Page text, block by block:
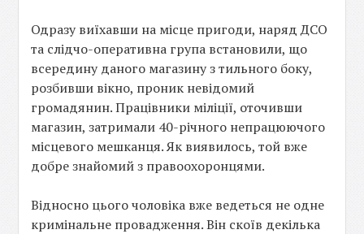
Одразу виїхавши на місце пригоди, наряд ДСО
та слідчо-оперативна група встановили, що
всередину даного магазину з тильного боку,
розбивши вікно, проник невідомий
громадянин. Працівники міліції, оточивши
магазин, затримали 40-річного непрацюючого
місцевого мешканця. Як виявилось, той вже
добре знайомий з правоохоронцями.
Відносно цього чоловіка вже ведеться не одне
кримінальне провадження. Він скоїв декілька